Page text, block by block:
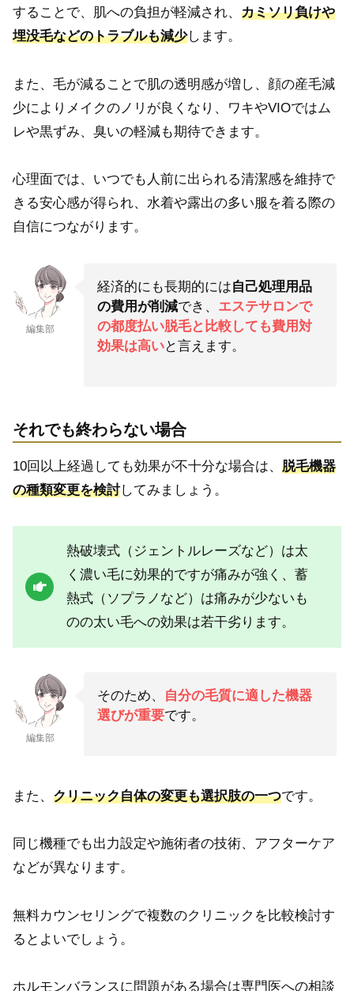
することで、肌への負担が軽減され、 カミソリ負けや
埋没毛などのトラブルも減少します。
また、毛が減ることで肌の透明感が増し、顔の産毛減
少によりメイクのノリが良くなり、ワキやVIOではム
レや黒ずみ、臭いの軽減も期待できます。
心理面では、いつでも人前に出られる清潔感を維持で
きる安心感が得られ、水着や露出の多い服を着る際の
自信につながります。
編集部
経済的にも長期的には自己処理用品
の費用が削減でき、 エステサロンで
の都度払い脱毛と比較しても費用対
効果は高いと言えます。
それでも終わらない場合
10回以上経過しても効果が不十分な場合は、 脱毛機器
の種類変更を検討してみましょう。
熱破壊式（ジェントルレーズなど）は太
く濃い毛に効果的ですが痛みが強く、蓄
熱式（ソプラノなど）は痛みが少ないも
のの太い毛への効果は若干劣ります。
編集部
そのため、
自分の毛質に適した機器
選びが重要です。
また、 クリニック自体の変更も選択肢の一つです。
同じ機種でも出力設定や施術者の技術、アフターケア
などが異なります。
無料カウンセリングで複数のクリニックを比較検討す
るとよいでしょう。
ホルモンバランスに問題がある場合は専門医への相談